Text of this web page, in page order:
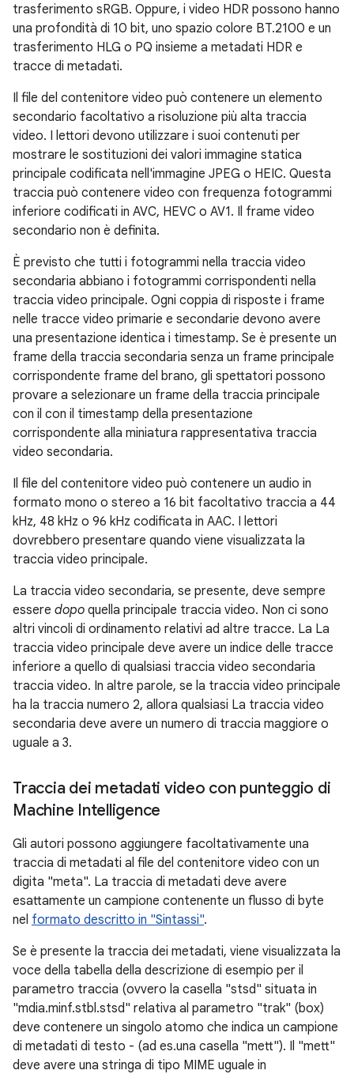
trasferimento sRGB. Oppure, i video HDR possono hanno
una profondità di 10 bit, uno spazio colore BT.2100 e un
trasferimento HLG o PQ insieme a metadati HDR e
tracce di metadati.
Il file del contenitore video può contenere un elemento
secondario facoltativo a risoluzione più alta traccia
video. I lettori devono utilizzare i suoi contenuti per
mostrare le sostituzioni dei valori immagine statica
principale codificata nell'immagine JPEG o HEIC. Questa
traccia può contenere video con frequenza fotogrammi
inferiore codificati in AVC, HEVC o AV1. Il frame video
secondario non è definita.
È previsto che tutti i fotogrammi nella traccia video
secondaria abbiano i fotogrammi corrispondenti nella
traccia video principale. Ogni coppia di risposte i frame
nelle tracce video primarie e secondarie devono avere
una presentazione identica i timestamp. Se è presente un
frame della traccia secondaria senza un frame principale
corrispondente frame del brano, gli spettatori possono
provare a selezionare un frame della traccia principale
con il con il timestamp della presentazione
corrispondente alla miniatura rappresentativa traccia
video secondaria.
Il file del contenitore video può contenere un audio in
formato mono o stereo a 16 bit facoltativo traccia a 44
kHz, 48 kHz o 96 kHz codificata in AAC. I lettori
dovrebbero presentare quando viene visualizzata la
traccia video principale.
La traccia video secondaria, se presente, deve sempre
essere dopo quella principale traccia video. Non ci sono
altri vincoli di ordinamento relativi ad altre tracce. La La
traccia video principale deve avere un indice delle tracce
inferiore a quello di qualsiasi traccia video secondaria
traccia video. In altre parole, se la traccia video principale
ha la traccia numero 2, allora qualsiasi La traccia video
secondaria deve avere un numero di traccia maggiore o
uguale a 3.
Traccia dei metadati video con punteggio di
Machine Intelligence
Gli autori possono aggiungere facoltativamente una
traccia di metadati al file del contenitore video con un
digita "meta". La traccia di metadati deve avere
esattamente un campione contenente un flusso di byte
nel formato descritto in "Sintassi".
Se è presente la traccia dei metadati, viene visualizzata la
voce della tabella della descrizione di esempio per il
parametro traccia (ovvero la casella "stsd" situata in
"mdia.minf.stbl.stsd" relativa al parametro "trak" (box)
deve contenere un singolo atomo che indica un campione
di metadati di testo - (ad es.una casella "mett"). Il "mett"
deve avere una stringa di tipo MIME uguale in